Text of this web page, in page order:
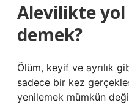
Alevilikte
demek?
Ölüm, keyif ve ayrılık
sadece bir kez
yenilemek mümkün